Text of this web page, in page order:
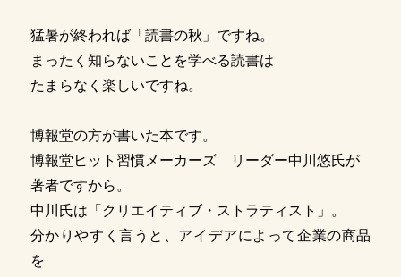
猛暑が終われば「読書の秋」ですね。
まったく知らないことを学べる読書は
たまらなく楽しいですね。
博報堂の方が書いた本です。
博報堂ヒット習慣メーカーズ リーダー中川悠氏が
著者ですから。
中川氏は「クリエイティブ・ストラティスト」。
分かりやすく言うと、アイデアによって企業の商品
を